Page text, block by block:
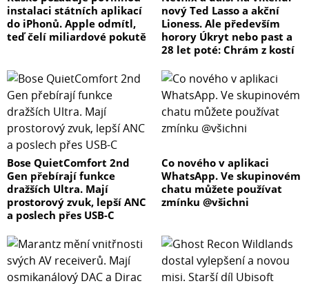
instalaci státních aplikací
do iPhonů. Apple odmítl,
teď čelí miliardové pokutě
nový Ted Lasso a akční
Lioness. Ale především
horory Úkryt nebo past a
28 let poté: Chrám z kostí
Bose QuietComfort 2nd
Gen přebírají funkce
dražších Ultra. Mají
prostorový zvuk, lepší ANC
a poslech přes USB-C
Co nového v aplikaci
WhatsApp. Ve skupinovém
chatu můžete používat
zmínku @všichni